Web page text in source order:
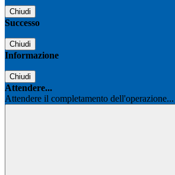
Chiudi
Successo
Chiudi
Informazione
Chiudi
Attendere...
Attendere il completamento dell'operazione...